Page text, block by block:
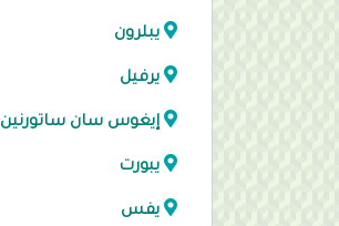
يبلرون
يرفيل
إيغوس سان ساتورنين
يبورت
يفس